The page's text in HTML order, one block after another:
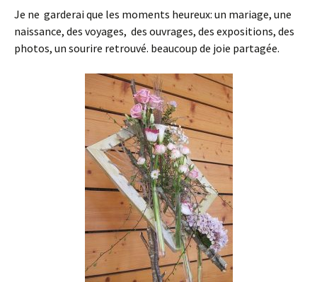
Je ne garderai que les moments heureux: un mariage, une
naissance, des voyages, des ouvrages, des expositions, des
photos, un sourire retrouvé. beaucoup de joie partagée.